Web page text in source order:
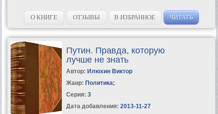
О КНИГЕ ОТЗЫВЫ В ИЗБРАННОЕ ЧИТАТЬ
Путин. Правда, которую
лучше не знать
Автор: Илюхин Виктор
Жанр: Политика;
Серия: 3
Дата добавления: 2013-11-27